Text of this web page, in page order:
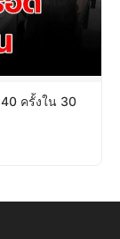
ครั้งใน 30